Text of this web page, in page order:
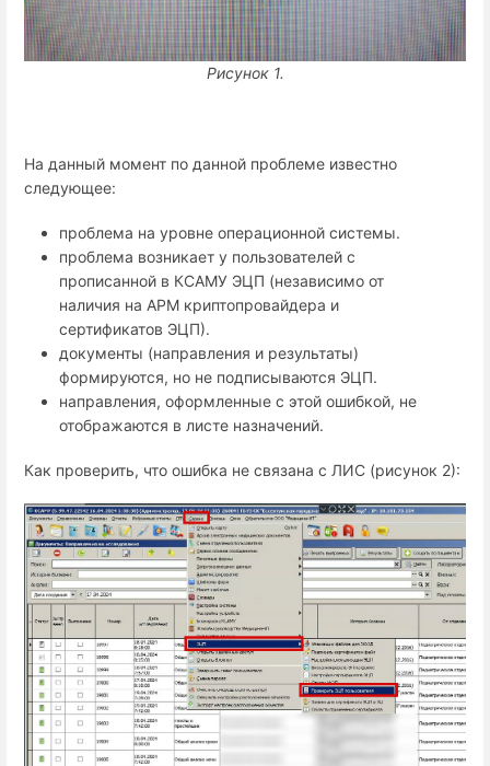
Рисунок 1.
На данный момент по данной проблеме известно
следующее:
проблема на уровне операционной системы.
проблема возникает у пользователей с
прописанной в КСАМУ ЭЦП (независимо от
наличия на АРМ криптопровайдера и
сертификатов ЭЦП).
документы (направления и результаты)
формируются, но не подписываются ЭЦП.
направления, оформленные с этой ошибкой, не
отображаются в листе назначений.
Как проверить, что ошибка не связана с ЛИС (рисунок 2):